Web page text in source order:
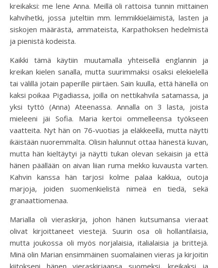
kreikaksi: me lene Anna. Meillä oli rattoisa tunnin mittainen
kahvihetki, jossa juteltiin mm. lemmikkieläimistä, lasten ja
siskojen määrästä, ammateista, Karpathoksen hedelmistä
ja pienistä kodeista.
Kaikki tämä käytiin muutamalla yhteisellä englannin ja
kreikan kielen sanalla, mutta suurimmaksi osaksi elekielellä
tai välillä jotain paperille piirtäen. Sain kuulla, että hänellä on
kaksi poikaa Pigadiassa, joilla on nettikahvila satamassa, ja
yksi tyttö (Anna) Ateenassa. Annalla on 3 lasta, joista
mieleeni jäi Sofia. Maria kertoi ommelleensa työkseen
vaatteita. Nyt hän on 76-vuotias ja eläkkeellä, mutta näytti
ikäistään nuoremmalta. Olisin halunnut ottaa hänestä kuvan,
mutta hän kieltäytyi ja näytti tukan olevan sekaisin ja että
hänen päällään on aivan liian ruma mekko kuvausta varten.
Kahvin kanssa hän tarjosi kolme palaa kakkua, outoja
marjoja, joiden suomenkielistä nimeä en tiedä, sekä
granaattiomenaa.
Marialla oli vieraskirja, johon hänen kutsumansa vieraat
olivat kirjoittaneet viestejä. Suurin osa oli hollantilaisia,
mutta joukossa oli myös norjalaisia, italialaisia ja brittejä.
Minä olin Marian ensimmäinen suomalainen vieras ja kirjoitin
kiitokseni hänen vieraskirjaansa suomeksi, kreikaksi ja